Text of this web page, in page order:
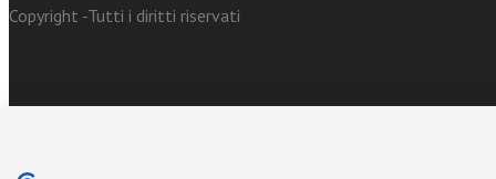
Copyright -Tutti i diritti riservati